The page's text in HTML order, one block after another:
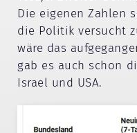
Die eigenen Zahlen
die Politik versucht
wäre das
gab es auch schon
Israel und USA.